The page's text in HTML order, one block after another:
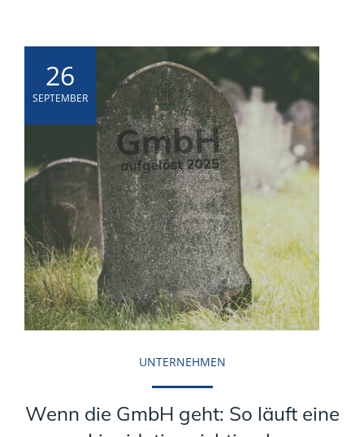
26
SEPTEMBER
UNTERNEHMEN
Wenn die GmbH geht: So läuft eine